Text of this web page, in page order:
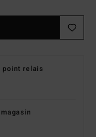
point relais